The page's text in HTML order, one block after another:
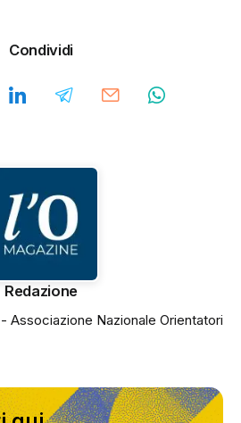
Condividi
Redazione
Associazione Nazionale Orientatori